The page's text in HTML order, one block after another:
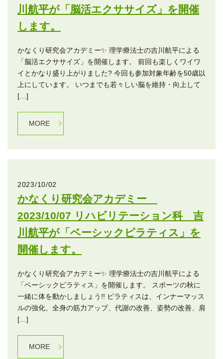
川航平が「脳活エクササイズ」を開催
します。
かなくり研究会アカデミー✨ 理学療法士の吉川航平による
「脳活エクササイズ」を開催します。 前回も楽しくワイワ
イとかなり盛り上がりました? 今回も参加対象年齢を50歳以
上にしています。 いつまでも若々しい脳を維持・向上して
[…]
MORE
2023/10/02
かなくり研究会アカデミー
2023/10/07 リハビリテーション科 吉
川航平が「ベーシックピラティス」を
開催します。
かなくり研究会アカデミー✨ 理学療法士の吉川航平による
「ベーシックピラティス」を開催します。 スポーツの秋に
一緒に体を動かしましょう!! ピラティスは、インナーマッス
ルの強化、全身の筋力アップ、代謝の改善、姿勢の改善、肩
[…]
MORE